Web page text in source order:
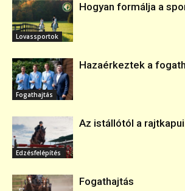
Lovassportok
Hogyan formálja a
Fogathajtás
Hazaérkeztek a
Edzésfelépítés
Az istállótól a
Fogathajtás